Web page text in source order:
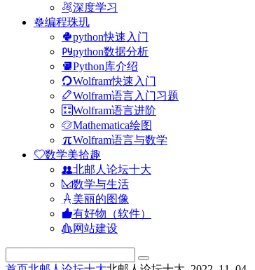
深度学习
编程珠玑
python快速入门
python数据分析
Python库介绍
Wolfram快速入门
Wolfram语言入门习题
Wolfram语言进阶
Mathematica绘图
Wolfram语言与数学
数学美拾趣
北邮人论坛十大
数学与生活
美丽的图像
有好物（软件）
网站建设